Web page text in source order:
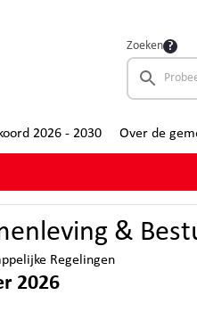
Zoeken
2026 - 2030 Over de
&
Regelingen
2026